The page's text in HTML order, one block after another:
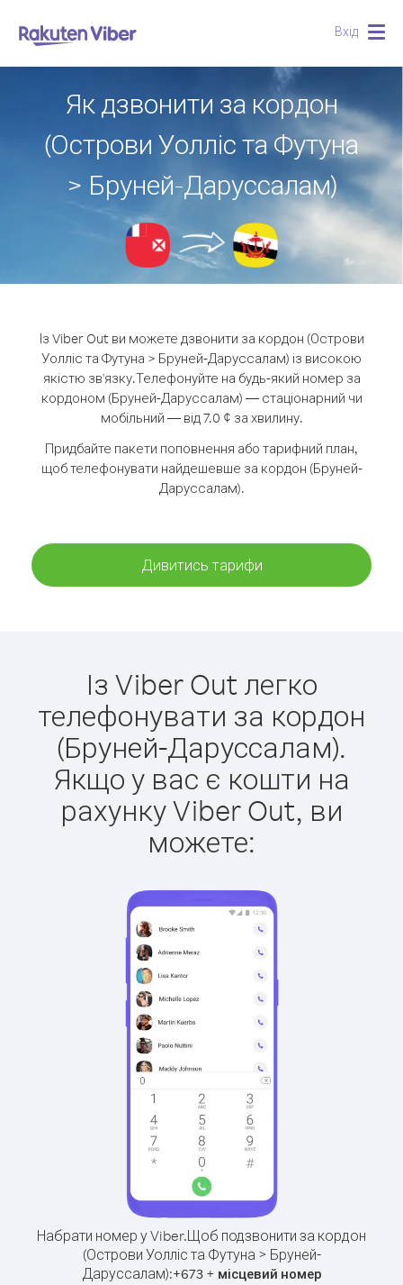
Вхід
Як дзвонити за кордон
(Острови Уолліс та Футуна
> Бруней-Даруссалам)
Із Viber Out ви можете дзвонити за кордон (Острови
Уолліс та Футуна > Бруней-Даруссалам) із високою
якістю зв'язку.Телефонуйте на будь-який номер за
кордоном (Бруней-Даруссалам) — стаціонарний чи
мобільний — від 7.0 ¢ за хвилину.
Придбайте пакети поповнення або тарифний план,
щоб телефонувати найдешевше за кордон (Бруней-
Даруссалам).
Дивитись тарифи
Із Viber Out легко
телефонувати за кордон
(Бруней-Даруссалам).
Якщо у вас є кошти на
рахунку Viber Out, ви
можете:
Набрати номер у Viber.Щоб подзвонити за кордон
(Острови Уолліс та Футуна > Бруней-
Даруссалам):+673+ місцевий номер